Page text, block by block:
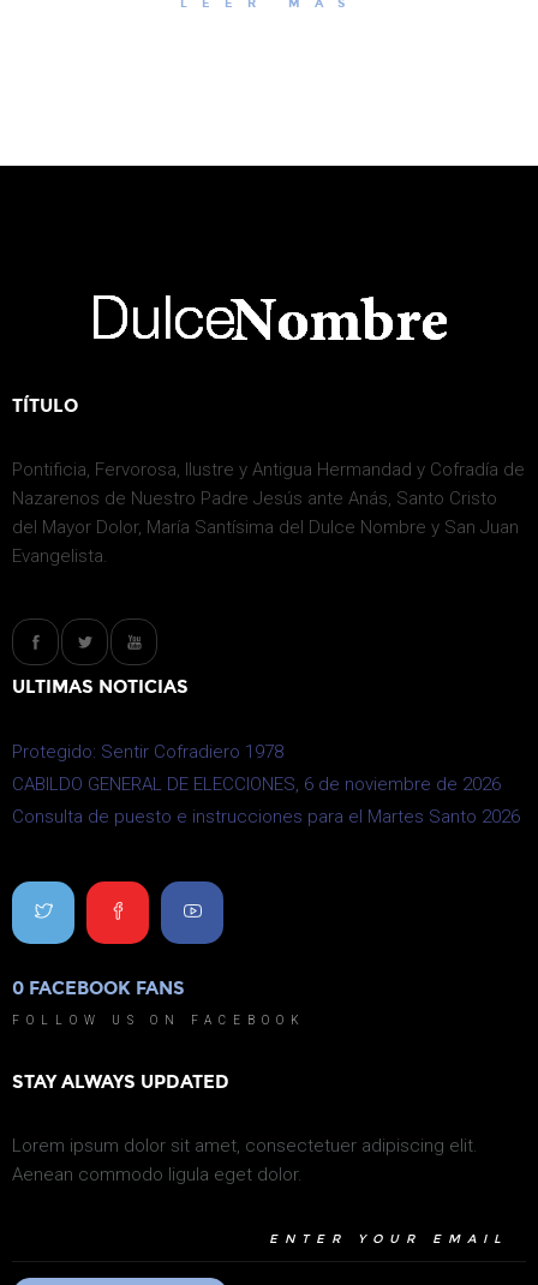
LEER MÁS
TÍTULO
Pontificia, Fervorosa, Ilustre y Antigua Hermandad y Cofradía de
Nazarenos de Nuestro Padre Jesús ante Anás, Santo Cristo
del Mayor Dolor, María Santísima del Dulce Nombre y San Juan
Evangelista.
ULTIMAS NOTICIAS
Protegido: Sentir Cofradiero 1978
CABILDO GENERAL DE ELECCIONES, 6 de noviembre de 2026
Consulta de puesto e instrucciones para el Martes Santo 2026
0 FACEBOOK FANS
FOLLOW US ON FACEBOOK
STAY ALWAYS UPDATED
Lorem ipsum dolor sit amet, consectetuer adipiscing elit.
Aenean commodo ligula eget dolor.